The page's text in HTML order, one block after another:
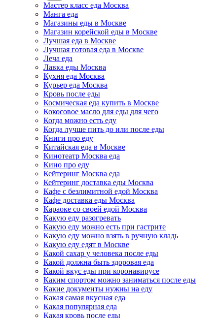
Мастер класс еда Москва
Манга еда
Магазины еды в Москве
Магазин корейской еды в Москве
Лучшая еда в Москве
Лучшая готовая еда в Москве
Леча еда
Лавка еды Москва
Кухня еда Москва
Курьер еда Москва
Кровь после еды
Космическая еда купить в Москве
Кокосовое масло для еды для чего
Когда можно есть еду
Когда лучше пить до или после еды
Книги про еду
Китайская еда в Москве
Кинотеатр Москва еда
Кино про еду
Кейтеринг Москва еда
Кейтеринг доставка еды Москва
Кафе с безлимитной едой Москва
Кафе доставка еды Москва
Караоке со своей едой Москва
Какую еду разогревать
Какую еду можно есть при гастрите
Какую еду можно взять в ручную кладь
Какую еду едят в Москве
Какой сахар у человека после еды
Какой должна быть здоровая еда
Какой вкус еды при коронавирусе
Каким спортом можно заниматься после еды
Какие документы нужны на еду
Какая самая вкусная еда
Какая популярная еда
Какая кровь после еды